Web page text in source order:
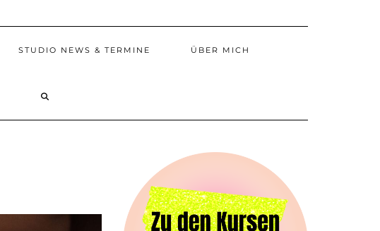
STUDIO NEWS & TERMINE ÜBER MICH